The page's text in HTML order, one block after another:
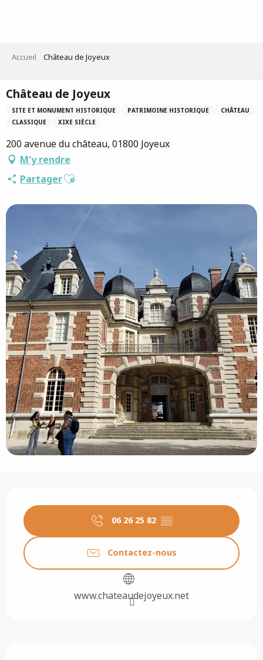
Accueil Château de Joyeux
Château de Joyeux
SITE ET MONUMENT HISTORIQUE PATRIMOINE HISTORIQUE
CHÂTEAU
CLASSIQUE
XIXE SIÈCLE
200 avenue du château, 01800 Joyeux
M'y rendre
PartagerAjouter aux favoris
06 26 25 82 ▒▒
Contactez-nous
www.chateaudejoyeux.net